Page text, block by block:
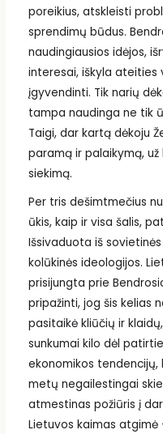
poreikius, atskleisti
sprendimų būdus.
naudingiausios idėjos,
interesai, iškyla ateities
įgyvendinti. Tik narių
tampa naudinga ne tik
Taigi, dar kartą dėkoju
paramą ir palaikymą,
siekimą.
Per tris dešimtmečius
ūkis, kaip ir visa šalis,
Išsivaduota iš
kolūkinės ideologijos.
prisijungta prie
pripažinti, jog šis kelias
pasitaikė kliūčių ir
sunkumai kilo dėl
ekonomikos tendencijų,
metų negailestingai
atmestinas požiūris į
Lietuvos kaimas atgimė